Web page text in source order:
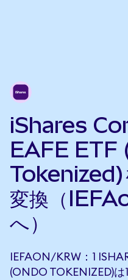
iShares
EAFE ETF
Tokenized)
変換（
へ）
IEFAON/KRW：1
(ONDO TOKENIZED)